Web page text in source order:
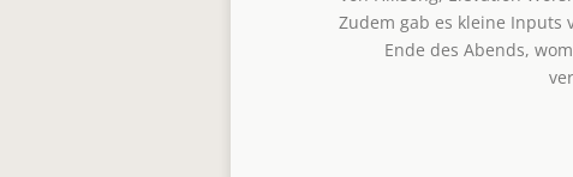
Zudem gab es kleine Inputs
Ende des Abends,